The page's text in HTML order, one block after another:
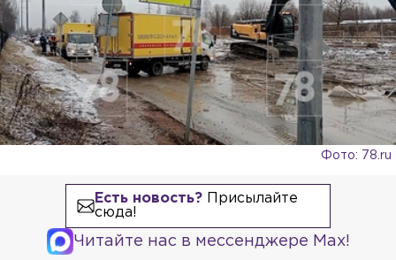
Фото: 78.ru
Есть новость?Присылайте
сюда!
Читайте нас в мессенджере Max!